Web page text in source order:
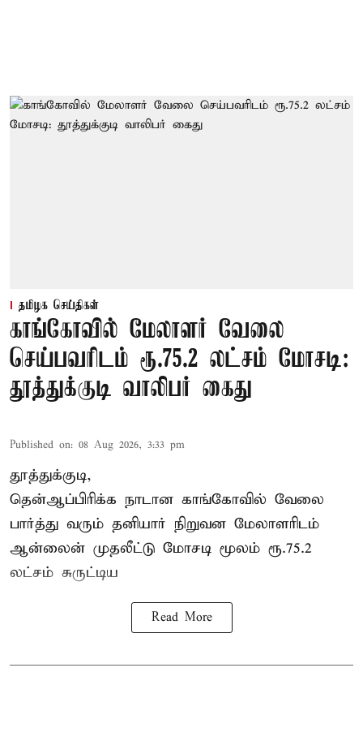
தமிழக செய்திகள்
காங்கோவில் மேலாளர் வேலை
செய்பவரிடம் ரூ.75.2 லட்சம் மோசடி:
தூத்துக்குடி வாலிபர் கைது
Published on: 08 Aug 2026, 3:33 pm
தூத்துக்குடி,
தென்ஆப்பிரிக்க நாடான காங்கோவில் வேலை
பார்த்து வரும் தனியார் நிறுவன மேலாளரிடம்
ஆன்லைன் முதலீட்டு மோசடி மூலம் ரூ.75.2
லட்சம் சுருட்டிய
Read More